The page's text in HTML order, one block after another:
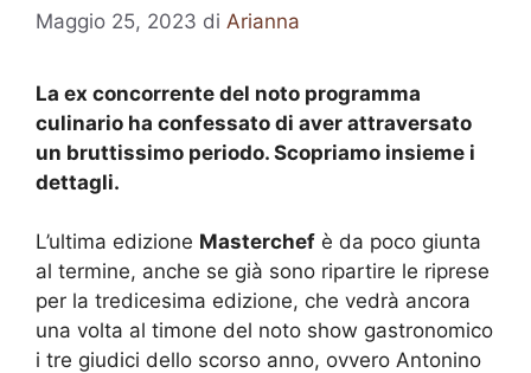
Maggio 25, 2023 di Arianna
La ex concorrente del noto programma
culinario ha confessato di aver attraversato
un bruttissimo periodo. Scopriamo insieme i
dettagli.
L’ultima edizione Masterchef è da poco giunta
al termine, anche se già sono ripartire le riprese
per la tredicesima edizione, che vedrà ancora
una volta al timone del noto show gastronomico
i tre giudici dello scorso anno, ovvero Antonino